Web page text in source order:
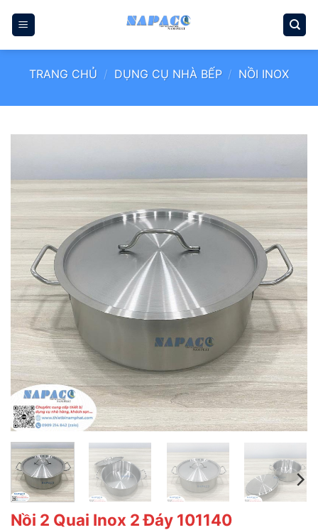
qua
TRANG CHỦ / DỤNG CỤ NHÀ BẾP / NỒI INOX
Nồi 2 Quai Inox 2 Đáy 101140